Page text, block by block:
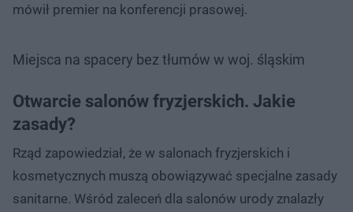
mówił premier na konferencji prasowej.
Miejsca na spacery bez tłumów w woj. śląskim
Otwarcie salonów fryzjerskich. Jakie
zasady?
Rząd zapowiedział, że w salonach fryzjerskich i
kosmetycznych muszą obowiązywać specjalne zasady
sanitarne. Wśród zaleceń dla salonów urody znalazły